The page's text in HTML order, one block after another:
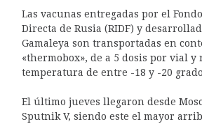
Las vacunas entregadas por el
Directa de Rusia (RIDF) y
Gamaleya son transportadas en
«thermobox», de a 5 dosis por vial
temperatura de entre -18 y -20
El último jueves llegaron desde
Sputnik V, siendo este el mayor